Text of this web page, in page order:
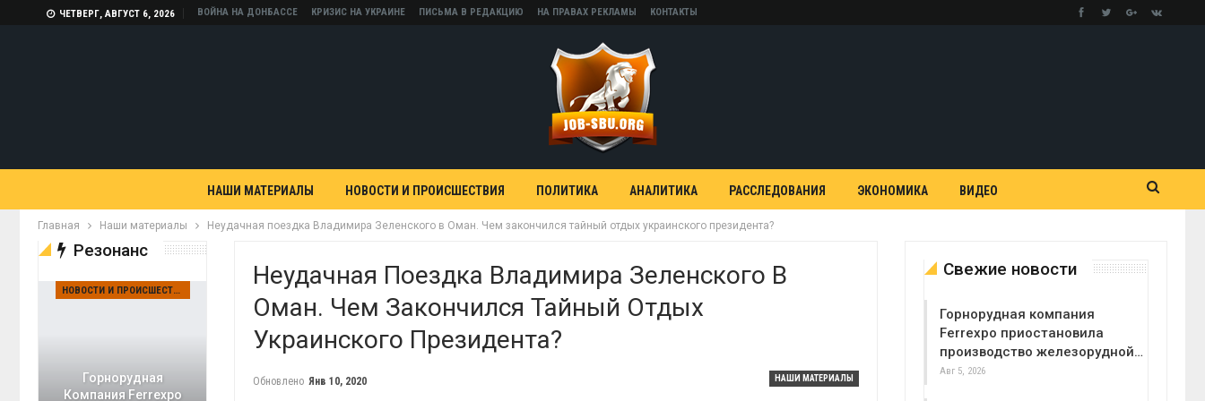
ЧЕТВЕРГ, АВГУСТ 6, 2026 ВОЙНА НА ДОНБАССЕ КРИЗИС НА УКРАИНЕ ПИСЬМА В РЕДАКЦИЮ НА ПРАВАХ РЕКЛАМЫ КОНТАКТЫ
НАШИ МАТЕРИАЛЫ НОВОСТИ И ПРОИСШЕСТВИЯ ПОЛИТИКА АНАЛИТИКА РАССЛЕДОВАНИЯ ЭКОНОМИКА ВИДЕО
Главная Наши материалы Неудачная поездка Владимира Зеленского в Оман. Чем закончился тайный отдых украинского президента?
Неудачная Поездка Владимира Зеленского В
Оман. Чем Закончился Тайный Отдых
Украинского Президента?
НАШИ МАТЕРИАЛЫ
Обновлено Янв 10, 2020
Свежие новости
Горнорудная компания
Ferrexpo приостановила
производство железорудной…
Авг 5, 2026
Резонанс
НОВОСТИ И ПРОИСШЕСТВИЯ
Горнорудная
Компания Ferrexpo